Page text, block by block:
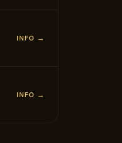
INFO →
INFO →